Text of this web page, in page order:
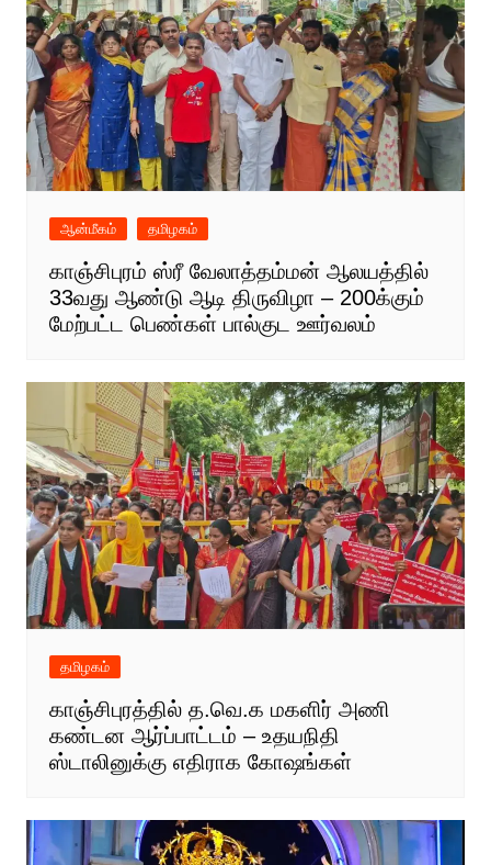
ஆன்மீகம் தமிழகம்
காஞ்சிபுரம் ஸ்ரீ வேலாத்தம்மன் ஆலயத்தில்
33வது ஆண்டு ஆடி திருவிழா – 200க்கும்
மேற்பட்ட பெண்கள் பால்குட ஊர்வலம்
தமிழகம்
காஞ்சிபுரத்தில் த.வெ.க மகளிர் அணி
கண்டன ஆர்ப்பாட்டம் – உதயநிதி
ஸ்டாலினுக்கு எதிராக கோஷங்கள்